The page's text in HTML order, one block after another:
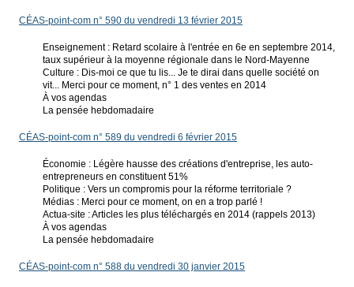
CÉAS-point-com n° 590 du vendredi 13 février 2015
Enseignement : Retard scolaire à l'entrée en 6e en septembre 2014,
taux supérieur à la moyenne régionale dans le Nord-Mayenne
Culture : Dis-moi ce que tu lis... Je te dirai dans quelle société on
vit... Merci pour ce moment, n° 1 des ventes en 2014
À vos agendas
La pensée hebdomadaire
CÉAS-point-com n° 589 du vendredi 6 février 2015
Économie : Légère hausse des créations d'entreprise, les auto-
entrepreneurs en constituent 51%
Politique : Vers un compromis pour la réforme territoriale ?
Médias : Merci pour ce moment, on en a trop parlé !
Actua-site : Articles les plus téléchargés en 2014 (rappels 2013)
À vos agendas
La pensée hebdomadaire
CÉAS-point-com n° 588 du vendredi 30 janvier 2015